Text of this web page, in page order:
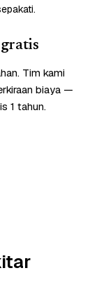
Tim kami
biaya —
1 tahun.